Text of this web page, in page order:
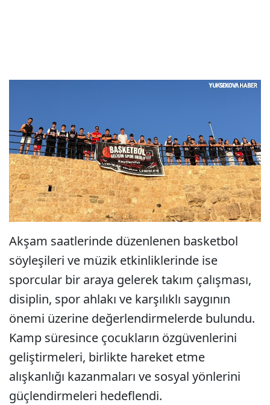
Akşam saatlerinde düzenlenen basketbol
söyleşileri ve müzik etkinliklerinde ise
sporcular bir araya gelerek takım çalışması,
disiplin, spor ahlakı ve karşılıklı saygının
önemi üzerine değerlendirmelerde bulundu.
Kamp süresince çocukların özgüvenlerini
geliştirmeleri, birlikte hareket etme
alışkanlığı kazanmaları ve sosyal yönlerini
güçlendirmeleri hedeflendi.